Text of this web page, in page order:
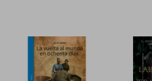
40%
dcto. $ 38.46